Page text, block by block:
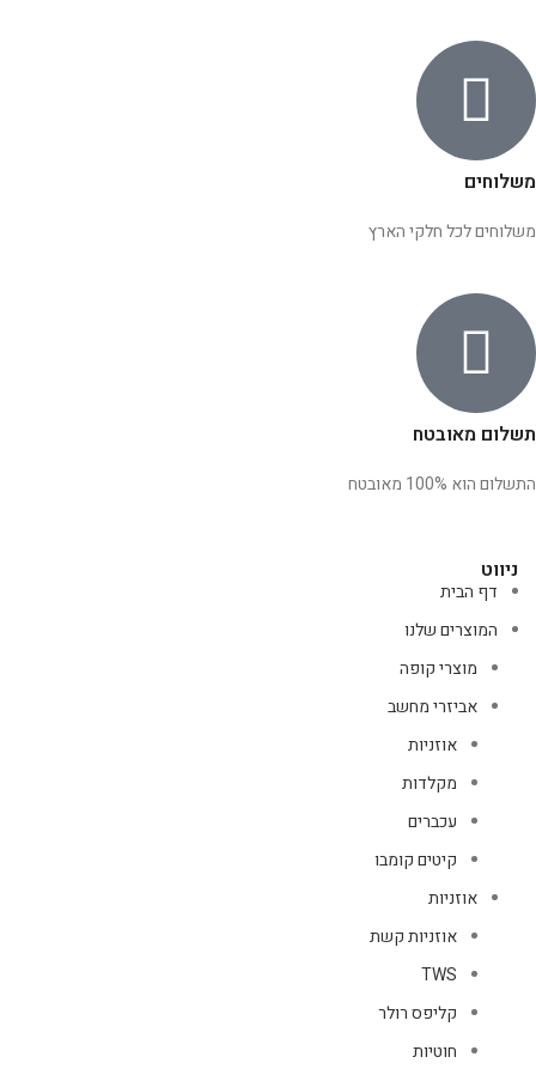
משלוחים
משלוחים לכל חלקי הארץ
תשלום מאובטח
התשלום הוא 100% מאובטח
ניווט
דף הבית
המוצרים שלנו
מוצרי קופה
אביזרי מחשב
אוזניות
מקלדות
עכברים
קיטים קומבו
אוזניות
אוזניות קשת
TWS
קליפס רולר
חוטיות